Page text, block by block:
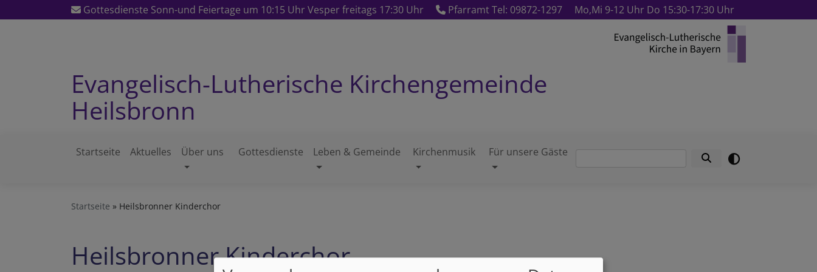
zum
Gottesdienste Sonn-und Feiertage um 10:15 Uhr Vesper freitags 17:30 Uhr Pfarramt Tel: 09872-1297 Mo,Mi 9-12 Uhr Do 15:30-17:30 Uhr
Evangelisch-Lutherische Kirchengemeinde
Heilsbronn
Hauptnavigation
Startseite Aktuelles Über uns Gottesdienste Leben & Gemeinde Kirchenmusik Für unsere GästeSuche
Startseite Heilsbronner Kinderchor
Heilsbronner Kinderchor